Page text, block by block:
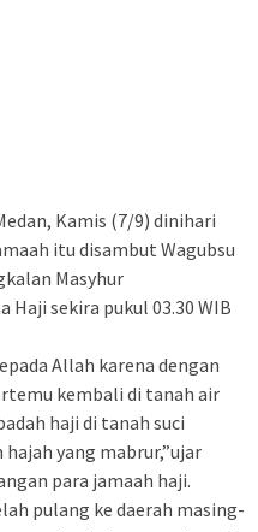
Kamis (7/9) dinihari
itu disambut Wagubsu
Masyhur
Haji sekira pukul 03.30 WIB
Allah karena dengan
kembali di tanah air
haji di tanah suci
yang mabrur,”ujar
para jamaah haji.
pulang ke daerah masing-